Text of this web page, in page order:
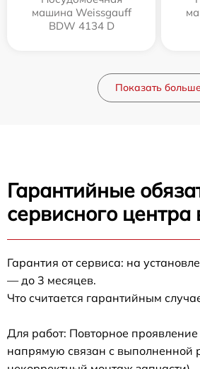
машина Weissgauff
BDW 4134 D
Показать больше
Гарантийные
сервисного центра
Гарантия от сервиса: на
— до 3 месяцев.
Что считается гарантийным
Для работ: Повторное
напрямую связан с выполненной